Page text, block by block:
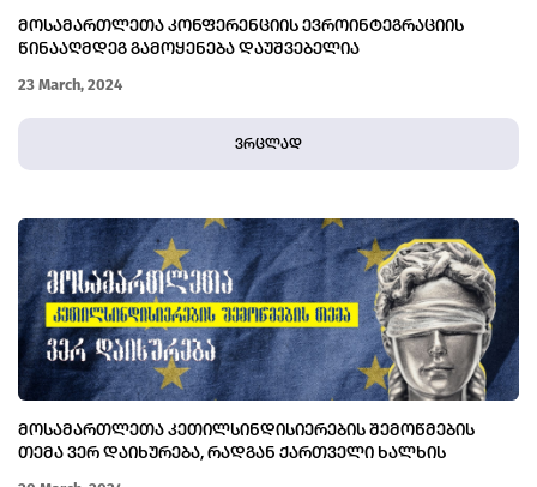
ᲛᲝᲡᲐᲛᲐᲠᲗᲚᲔᲗᲐ ᲙᲝᲜᲤᲔᲠᲔᲜᲪᲘᲘᲡ ᲔᲕᲠᲝᲘᲜᲢᲔᲒᲠᲐᲪᲘᲘᲡ
ᲬᲘᲜᲐᲐᲦᲛᲓᲔᲒ ᲒᲐᲛᲝᲧᲔᲜᲔᲑᲐ ᲓᲐᲣᲨᲕᲔᲑᲔᲚᲘᲐ
23 March, 2024
ვრცლად
ᲛᲝᲡᲐᲛᲐᲠᲗᲚᲔᲗᲐ ᲙᲔᲗᲘᲚᲡᲘᲜᲓᲘᲡᲘᲔᲠᲔᲑᲘᲡ ᲨᲔᲛᲝᲬᲛᲔᲑᲘᲡ
ᲗᲔᲛᲐ ᲕᲔᲠ ᲓᲐᲘᲮᲣᲠᲔᲑᲐ, ᲠᲐᲓᲒᲐᲜ ᲥᲐᲠᲗᲕᲔᲚᲘ ᲮᲐᲚᲮᲘᲡ